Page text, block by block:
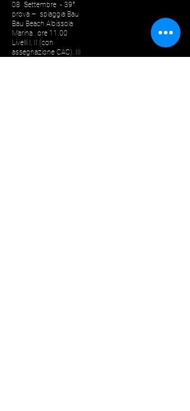
08 Settembre - 39°
prova – spiaggia Bau
Bau Beach Albissola
Marina , ore 11.00
Livelli I, II (con
assegnazione CAC), III